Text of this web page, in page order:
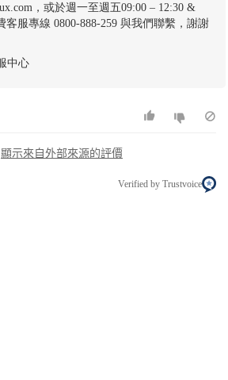
，或於週一至週五09:00 – 12:30 &
客服專線 0800-888-259 與我們聯繫，謝謝
中心
顯示來自外部來源的評價
Verified by Trustvoice